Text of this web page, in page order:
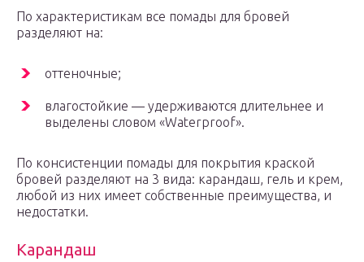
По характеристикам все помады для бровей
разделяют на:
оттеночные;
влагостойкие — удерживаются длительнее и
выделены словом «Waterproof».
По консистенции помады для покрытия краской
бровей разделяют на 3 вида: карандаш, гель и крем,
любой из них имеет собственные преимущества, и
недостатки.
Карандаш